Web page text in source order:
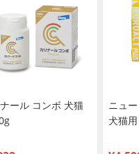
ール コンボ 犬猫
ニュ
犬猫